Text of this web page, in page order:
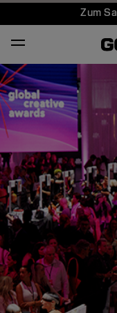
Zum